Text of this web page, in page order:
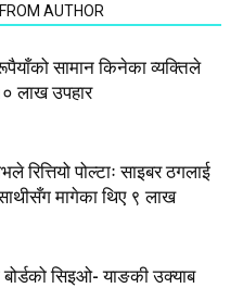
AUTHOR
सामान किनेका व्यक्तिले
लाख उपहार
रित्तियो पोल्टाः साइबर ठगलाई
मागेका थिए ९ लाख
सिइओ- याङकी उक्याब